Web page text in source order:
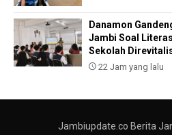
Danamon
Jambi Soal
Sekolah
22 Jam yang lalu
Jambiupdate.co Berita